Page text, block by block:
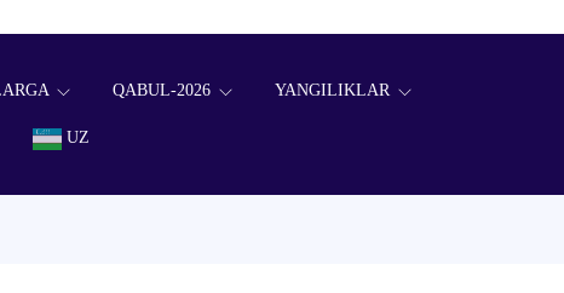
QABUL-2026 YANGILIKLAR
UZ